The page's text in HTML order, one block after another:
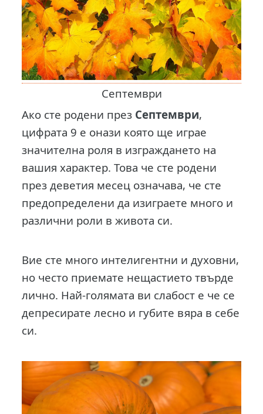
Септември
Ако сте родени през Септември,
цифрата 9 е онази която ще играе
значителна роля в изграждането на
вашия характер. Това че сте родени
през деветия месец означава, че сте
предопределени да изиграете много и
различни роли в живота си.
Вие сте много интелигентни и духовни,
но често приемате нещастието твърде
лично. Най-голямата ви слабост е че се
депресирате лесно и губите вяра в себе
си.